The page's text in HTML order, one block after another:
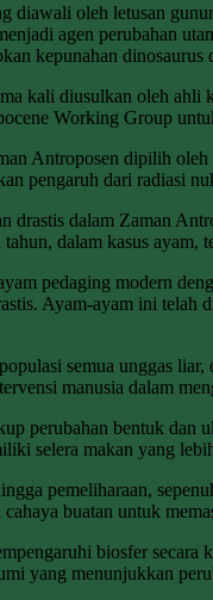
diawali oleh letusan
agen perubahan
kepunahan
kali diusulkan oleh
Working Group
Antroposen dipilih
pengaruh dari radiasi
drastis dalam Zaman
dalam kasus ayam,
pedaging modern
Ayam-ayam ini
semua unggas
manusia dalam
perubahan bentuk dan
selera makan yang
pemeliharaan,
buatan untuk
biosfer
yang menunjukkan